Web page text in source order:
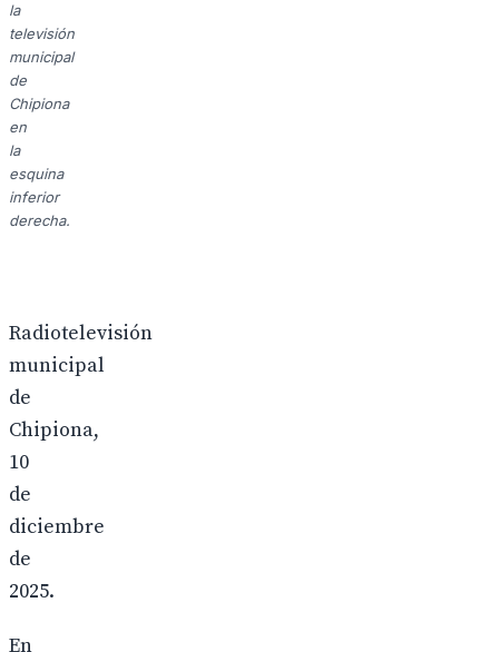
la
televisión
municipal
de
Chipiona
en
la
esquina
inferior
derecha.
Radiotelevisión
municipal
de
Chipiona,
10
de
diciembre
de
2025.
En